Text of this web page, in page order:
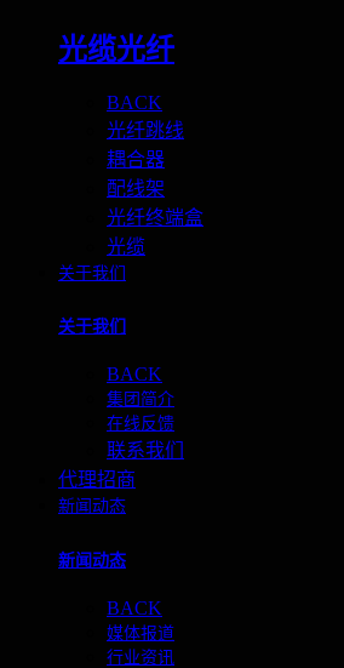
光缆光纤
BACK
光纤跳线
耦合器
配线架
光纤终端盒
光缆
关于我们
关于我们
BACK
集团简介
在线反馈
联系我们
代理招商
新闻动态
新闻动态
BACK
媒体报道
行业资讯